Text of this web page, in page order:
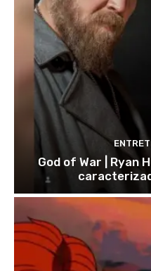
God of War | Ryan